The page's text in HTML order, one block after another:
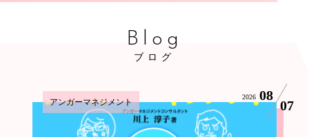
Blog
ブログ
アンガーマネジメント 2026 08
07